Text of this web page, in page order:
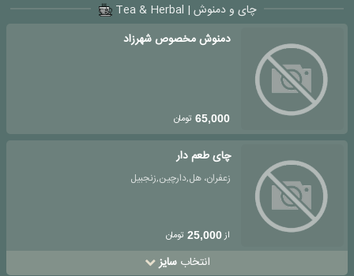
چای و دمنوش | Tea & Herbal
دمنوش مخصوص شهرزاد
65,000 تومان
چای طعم دار
زعفران، هل,دارچین,زنجبیل
از25,000 تومان
انتخابسایز